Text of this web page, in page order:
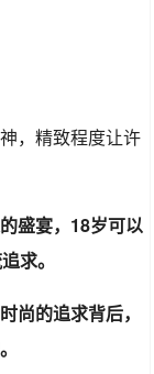
，精致程度让许
盛宴，18岁可以
求。
尚的追求背后，